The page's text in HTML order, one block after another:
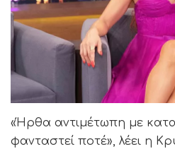
«Ήρθα αντιμέτωπη με
φανταστεί ποτέ», λέει η